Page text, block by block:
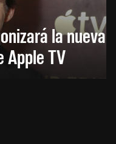
la nueva
Apple TV